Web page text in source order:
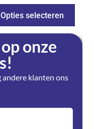
Opties selecteren
onze
klanten ons